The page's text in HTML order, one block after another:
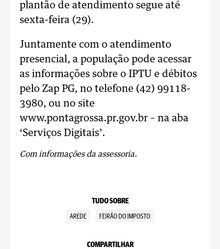
plantão de atendimento segue até
sexta-feira (29).
Juntamente com o atendimento
presencial, a população pode acessar
as informações sobre o IPTU e débitos
pelo Zap PG, no telefone (42) 99118-
3980, ou no site
www.pontagrossa.pr.gov.br – na aba
‘Serviços Digitais’.
Com informações da assessoria.
TUDO SOBRE
AREDE FEIRÃO DO IMPOSTO
COMPARTILHAR